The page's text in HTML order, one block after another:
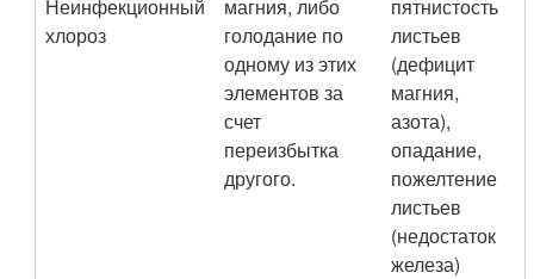
Неинфекционный
хлороз
магния, либо
голодание по
одному из этих
элементов за
счет
переизбытка
другого.
пятнистость
листьев
(дефицит
магния,
азота),
опадание,
пожелтение
листьев
(недостаток
железа)